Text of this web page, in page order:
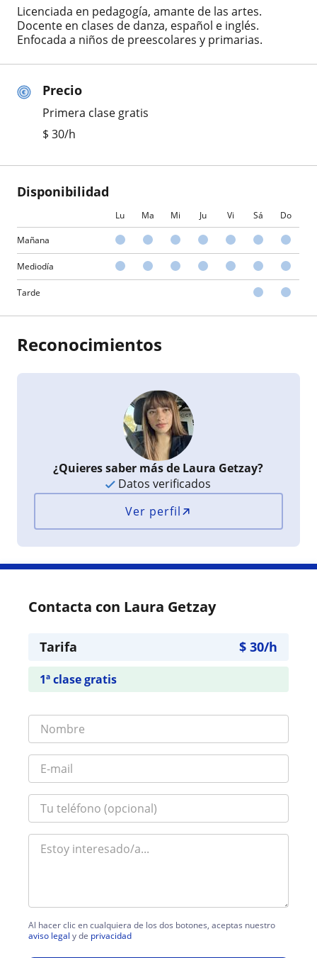
Precio
Primera clase gratis
$ 30/h
Disponibilidad
Lu Ma Mi Ju Vi Sá Do
Mañana
Mediodía
Tarde
Licenciada en pedagogía, amante de las artes.
Docente en clases de danza, español e inglés.
Enfocada a niños de preescolares y primarias.
Reconocimientos
¿Quieres saber más de Laura Getzay?
Datos verificados
Ver perfil
Contacta con Laura Getzay
Tarifa $ 30/h
1ª clase gratis
Al hacer clic en cualquiera de los dos botones, aceptas nuestro
aviso legal y de privacidad